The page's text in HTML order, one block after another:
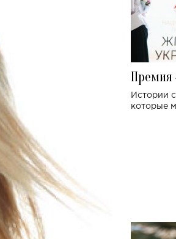
Премия
Истории
которые